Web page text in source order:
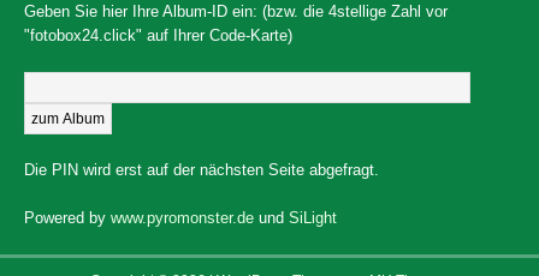
Geben Sie hier Ihre Album-ID ein: (bzw. die 4stellige Zahl vor
"fotobox24.click" auf Ihrer Code-Karte)
Die PIN wird erst auf der nächsten Seite abgefragt.
Powered by www.pyromonster.de und SiLight